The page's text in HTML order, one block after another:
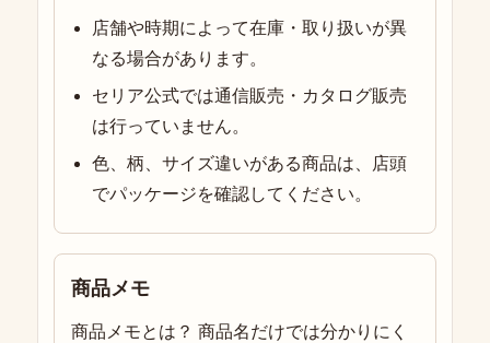
店舗や時期によって在庫・取り扱いが異
なる場合があります。
セリア公式では通信販売・カタログ販売
は行っていません。
色、柄、サイズ違いがある商品は、店頭
でパッケージを確認してください。
商品メモ
商品メモとは？ 商品名だけでは分かりにく